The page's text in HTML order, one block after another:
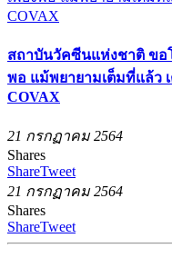
สถาบันวัคซีนแห่งชาติ ขอ
พอ แม้พยายามเต็มที่แล้ว
COVAX
21 กรกฏาคม 2564
Shares
ShareTweet
21 กรกฏาคม 2564
Shares
ShareTweet